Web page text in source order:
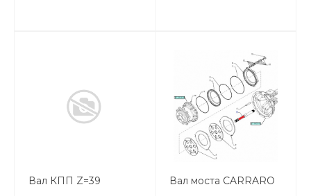
Вал КПП Z=39 Вал моста CARRARO